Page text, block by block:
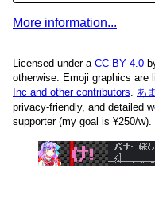
More information...
Licensed under a CC BY 4.0
otherwise. Emoji graphics are
Inc and other contributors. あ
privacy-friendly, and detailed
supporter (my goal is ¥250/w).